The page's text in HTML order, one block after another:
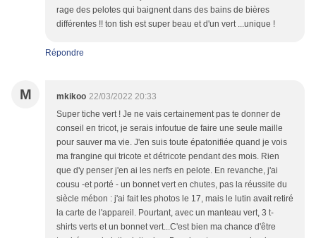
rage des pelotes qui baignent dans des bains de bières
différentes !! ton tish est super beau et d'un vert ...unique !
Répondre
M mkikoo 22/03/2022 20:33
Super tiche vert ! Je ne vais certainement pas te donner de
conseil en tricot, je serais infoutue de faire une seule maille
pour sauver ma vie. J'en suis toute épatonifiée quand je vois
ma frangine qui tricote et détricote pendant des mois. Rien
que d'y penser j'en ai les nerfs en pelote. En revanche, j'ai
cousu -et porté - un bonnet vert en chutes, pas la réussite du
siècle mébon : j'ai fait les photos le 17, mais le lutin avait retiré
la carte de l'appareil. Pourtant, avec un manteau vert, 3 t-
shirts verts et un bonnet vert...C'est bien ma chance d'être